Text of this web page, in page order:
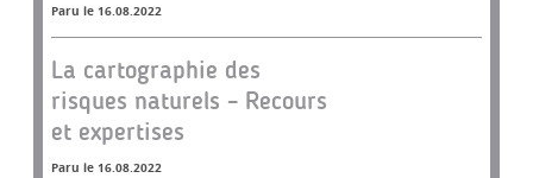
Paru le 16.08.2022
La cartographie des
risques naturels – Recours
et expertises
Paru le 16.08.2022